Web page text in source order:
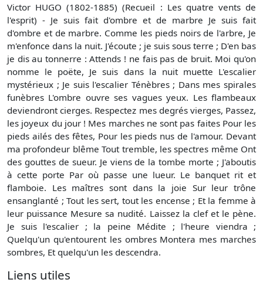
Victor HUGO (1802-1885) (Recueil : Les quatre vents de
l'esprit) - Je suis fait d'ombre et de marbre Je suis fait
d'ombre et de marbre. Comme les pieds noirs de l'arbre, Je
m'enfonce dans la nuit. J'écoute ; je suis sous terre ; D'en bas
je dis au tonnerre : Attends ! ne fais pas de bruit. Moi qu'on
nomme le poëte, Je suis dans la nuit muette L'escalier
mystérieux ; Je suis l'escalier Ténèbres ; Dans mes spirales
funèbres L'ombre ouvre ses vagues yeux. Les flambeaux
deviendront cierges. Respectez mes degrés vierges, Passez,
les joyeux du jour ! Mes marches ne sont pas faites Pour les
pieds ailés des fêtes, Pour les pieds nus de l'amour. Devant
ma profondeur blême Tout tremble, les spectres même Ont
des gouttes de sueur. Je viens de la tombe morte ; J'aboutis
à cette porte Par où passe une lueur. Le banquet rit et
flamboie. Les maîtres sont dans la joie Sur leur trône
ensanglanté ; Tout les sert, tout les encense ; Et la femme à
leur puissance Mesure sa nudité. Laissez la clef et le pène.
Je suis l'escalier ; la peine Médite ; l'heure viendra ;
Quelqu'un qu'entourent les ombres Montera mes marches
sombres, Et quelqu'un les descendra.
Liens utiles